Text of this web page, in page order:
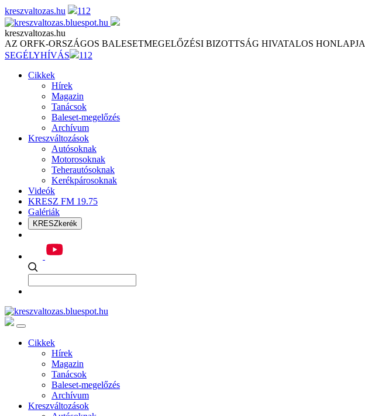
Skip
to
content
kreszvaltozas.hu 112
kreszvaltozas.hu
AZ ORFK-ORSZÁGOS BALESETMEGELŐZÉSI BIZOTTSÁG HIVATALOS HONLAPJA
SEGÉLYHÍVÁS
112
Cikkek
Hírek
Magazin
Tanácsok
Baleset-megelőzés
Archívum
Kreszváltozások
Autósoknak
Motorosoknak
Teherautósoknak
Kerékpárosoknak
Videók
KRESZ FM 19.75
Galériák
KRESZkerék
Cikkek
Hírek
Magazin
Tanácsok
Baleset-megelőzés
Archívum
Kreszváltozások